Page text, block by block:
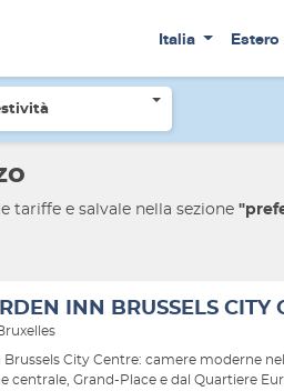
Italia Estero
tariffe e salvale nella sezione
INN BRUSSELS CITY
City Centre: camere moderne
centrale, Grand-Place e dal Quartiere